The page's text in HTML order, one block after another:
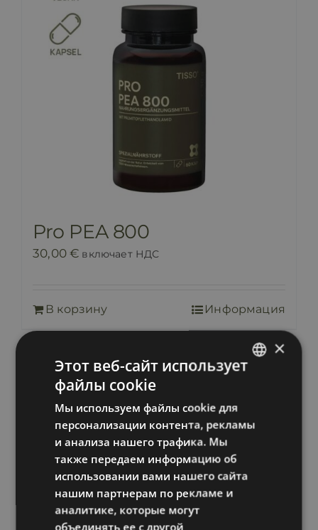
Pro PEA 800
30,00€ включает НДС
В корзину Информация
RUSSIAN
LATVIAN
×
Этот веб-сайт использует
файлы cookie
Мы используем файлы cookie для
персонализации контента, рекламы
и анализа нашего трафика. Мы
также передаем информацию об
использовании вами нашего сайта
нашим партнерам по рекламе и
аналитике, которые могут
объединять ее с другой